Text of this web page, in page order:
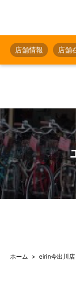
店舗情報 店舗
ホーム eirin今出川店